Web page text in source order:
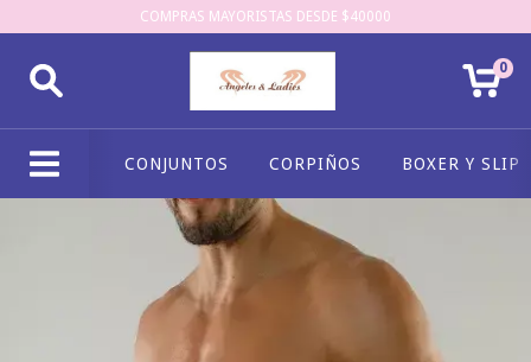
COMPRAS MAYORISTAS DESDE $40000
0
CONJUNTOS CORPIÑOS BOXER Y SLIP